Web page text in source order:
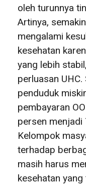
oleh turunnya
Artinya,
mengalami
kesehatan
yang lebih
perluasan
penduduk
pembayaran
persen menjadi
Kelompok
terhadap
masih harus
kesehatan